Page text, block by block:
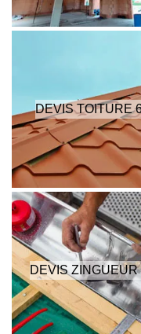
DEVIS TOITURE
DEVIS ZINGUEUR